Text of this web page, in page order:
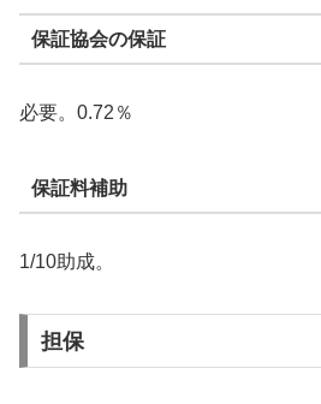
保証協会の保証
必要。0.72％
保証料補助
1/10助成。
担保